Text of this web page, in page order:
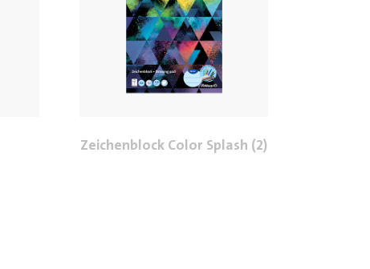
Zeichenblock Color Splash (2)